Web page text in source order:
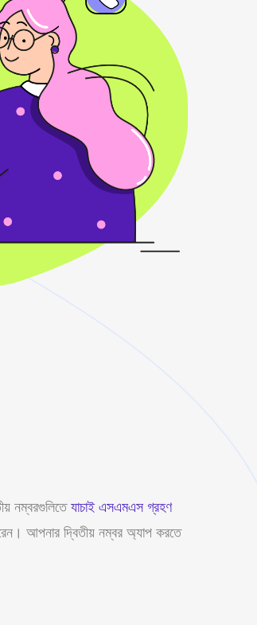
নম্বরগুলিতেযাচাই এসএমএস গ্রহণ
আপনার দ্বিতীয় নম্বর অ্যাপ করতে